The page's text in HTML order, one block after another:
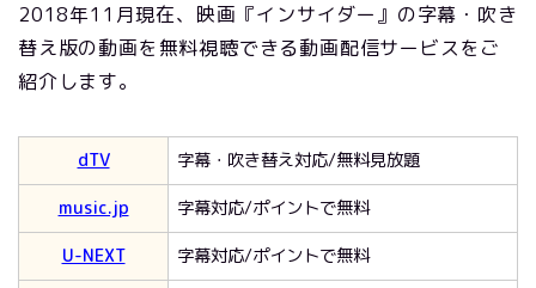
2018年11月現在、映画『インサイダー』の字幕・吹き
替え版の動画を無料視聴できる動画配信サービスをご
紹介します。
dTV
字幕・吹き替え対応/無料見放題
music.jp
字幕対応/ポイントで無料
U-NEXT
字幕対応/ポイントで無料